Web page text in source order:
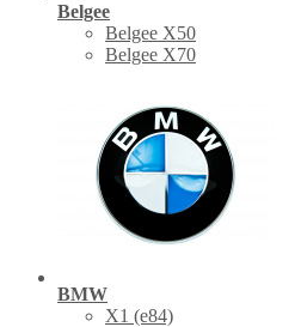
Belgee
Belgee X50
Belgee X70
BMW
X1 (е84)